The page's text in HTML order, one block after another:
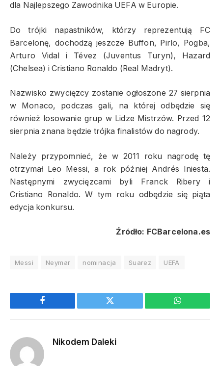
dla Najlepszego Zawodnika UEFA w Europie.
Do trójki napastników, którzy reprezentują FC
Barcelonę, dochodzą jeszcze Buffon, Pirlo, Pogba,
Arturo Vidal i Tévez (Juventus Turyn), Hazard
(Chelsea) i Cristiano Ronaldo (Real Madryt).
Nazwisko zwycięzcy zostanie ogłoszone 27 sierpnia
w Monaco, podczas gali, na której odbędzie się
również losowanie grup w Lidze Mistrzów. Przed 12
sierpnia znana będzie trójka finalistów do nagrody.
Należy przypomnieć, że w 2011 roku nagrodę tę
otrzymał Leo Messi, a rok później Andrés Iniesta.
Następnymi zwycięzcami byli Franck Ribery i
Cristiano Ronaldo. W tym roku odbędzie się piąta
edycja konkursu.
Źródło: FCBarcelona.es
Messi Neymar nominacja Suarez UEFA
Facebook Twitter WhatsApp
Nikodem Daleki